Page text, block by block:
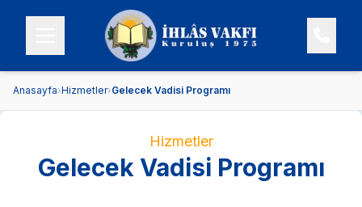
Anasayfa›Hizmetler›Gelecek Vadisi Programı
Hizmetler
Gelecek Vadisi Programı